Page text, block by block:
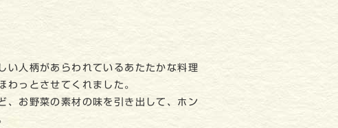
い人柄があらわれているあたたかな料理
わっとさせてくれました。
、お野菜の素材の味を引き出して、ホン